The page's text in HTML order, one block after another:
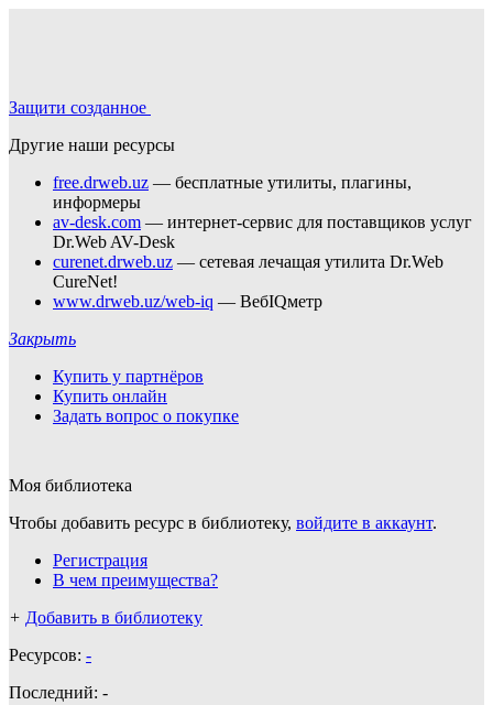
Защити созданное
Другие наши ресурсы
free.drweb.uz — бесплатные утилиты, плагины,
информеры
av-desk.com — интернет-сервис для поставщиков услуг
Dr.Web AV-Desk
curenet.drweb.uz — сетевая лечащая утилита Dr.Web
CureNet!
www.drweb.uz/web-iq — ВебIQметр
Закрыть
Купить у партнёров
Купить онлайн
Задать вопрос о покупке
Моя библиотека
Чтобы добавить ресурс в библиотеку, войдите в аккаунт.
Регистрация
В чем преимущества?
+ Добавить в библиотеку
Ресурсов: -
Последний: -